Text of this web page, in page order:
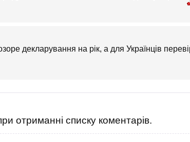
декларування на рік, а для Українців
отриманні списку коментарів.